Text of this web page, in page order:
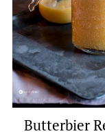
Butterbier